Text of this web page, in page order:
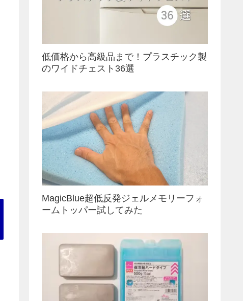
低価格から高級品まで！プラスチック製
のワイドチェスト36選
MagicBlue超低反発ジェルメモリーフォ
ームトッパー試してみた